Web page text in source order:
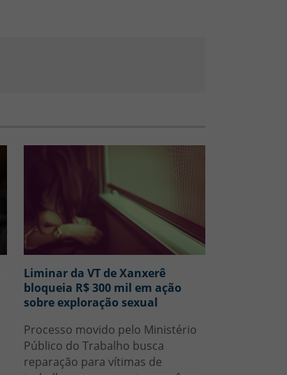
Liminar da VT de Xanxerê
bloqueia R$ 300 mil em ação
sobre exploração sexual
Processo movido pelo Ministério
Público do Trabalho busca
reparação para vítimas de